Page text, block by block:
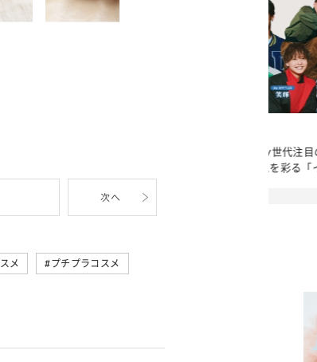
次へ
メ プチプラコスメ
【Dリーグ】Ray世代注目のプロダンサー
集団♡ 各チームを彩る「イケメンダンサ
ー」特集